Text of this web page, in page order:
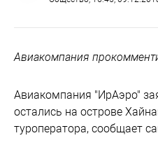
Авиакомпания
Авиакомпания "ИрАэро"
остались на острове
туроператора, сообщает